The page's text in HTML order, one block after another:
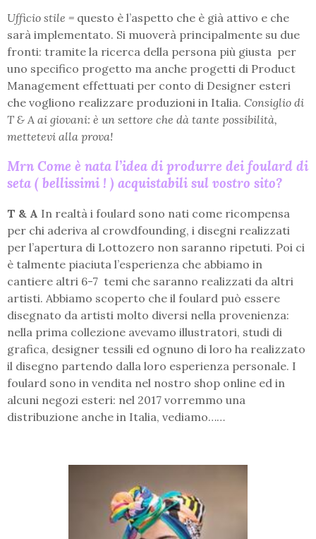
Ufficio stile = questo è l’aspetto che è già attivo e che
sarà implementato. Si muoverà principalmente su due
fronti: tramite la ricerca della persona più giusta per
uno specifico progetto ma anche progetti di Product
Management effettuati per conto di Designer esteri
che vogliono realizzare produzioni in Italia. Consiglio di
T & A ai giovani: è un settore che dà tante possibilità,
mettetevi alla prova!
Mrn Come è nata l’idea di produrre dei foulard di
seta ( bellissimi ! ) acquistabili sul vostro sito?
T & A In realtà i foulard sono nati come ricompensa
per chi aderiva al crowdfounding, i disegni realizzati
per l’apertura di Lottozero non saranno ripetuti. Poi ci
è talmente piaciuta l’esperienza che abbiamo in
cantiere altri 6-7 temi che saranno realizzati da altri
artisti. Abbiamo scoperto che il foulard può essere
disegnato da artisti molto diversi nella provenienza:
nella prima collezione avevamo illustratori, studi di
grafica, designer tessili ed ognuno di loro ha realizzato
il disegno partendo dalla loro esperienza personale. I
foulard sono in vendita nel nostro shop online ed in
alcuni negozi esteri: nel 2017 vorremmo una
distribuzione anche in Italia, vediamo……